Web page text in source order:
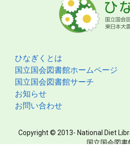
ひなぎくとは
国立国会図書館ホームページ
国立国会図書館サーチ
お知らせ
お問い合わせ
Copyright © 2013- National Diet